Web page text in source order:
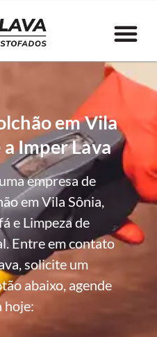
em Vila
Imper Lava
empresa de
em Vila Sônia,
e Limpeza de
Entre em contato
solicite um
abaixo, agende
hoje: